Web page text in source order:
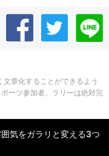
章化することができるよう
ーツ参加者、ラリーは絶対完
気をガラリと変える3つ